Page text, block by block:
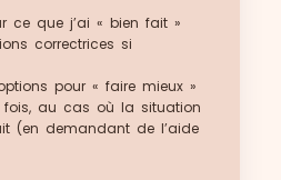
ce que j’ai « bien fait »
correctrices si
pour « faire mieux »
fois, au cas où la situation
(en demandant de l’aide